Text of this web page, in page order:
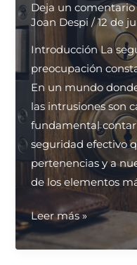
Deja un comentario
Joan Despi/12 de
Introducción La
preocupación
En un mundo
las intrusiones son
fundamental
seguridad efectivo
pertenencias y a
de los elementos
¿Qué
tipos
de
Leer más »